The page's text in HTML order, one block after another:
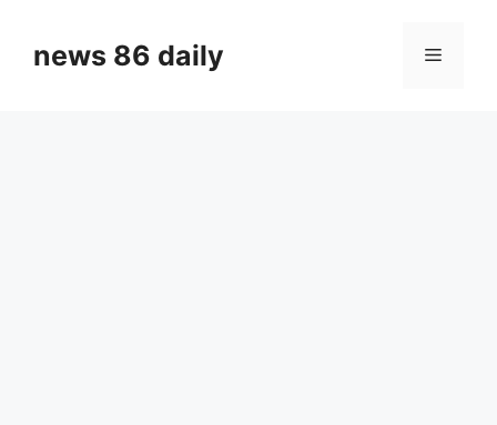
contentnews 86 daily Menu